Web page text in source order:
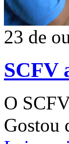
23 de
SCFV
O
Gostou